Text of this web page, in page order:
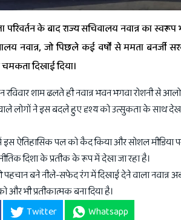
परिवर्तन के बाद राज्य सचिवालय नवान्न का
नवान्न, जो पिछले कई वर्षों से ममता बनर्जी
दिखाई दिया।
रविवार शाम ढलते ही नवान्न भवन भगवा रोशनी से
वाले लोगों ने इस बदले हुए दृश्य को उत्सुकता के साथ
ऐतिहासिक पल को कैद किया और सोशल मीडिया
दिशा के प्रतीक के रूप में देखा जा रहा है।
बने नीले-सफेद रंग में दिखाई देने वाला
भी प्रतीकात्मक बना दिया है।
Twitter Whatsapp